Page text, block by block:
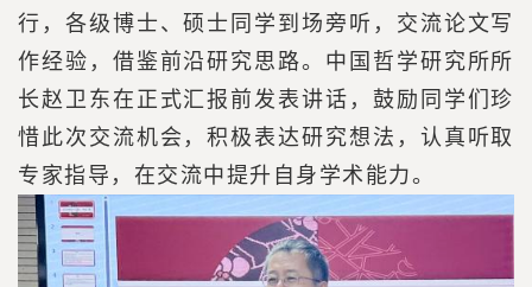
行，各级博士、硕士同学到场旁听，交流论文写
作经验，借鉴前沿研究思路。中国哲学研究所所
长赵卫东在正式汇报前发表讲话，鼓励同学们珍
惜此次交流机会，积极表达研究想法，认真听取
专家指导，在交流中提升自身学术能力。